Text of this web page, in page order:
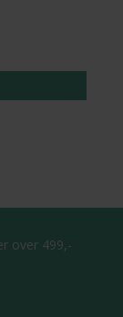
over 499,-